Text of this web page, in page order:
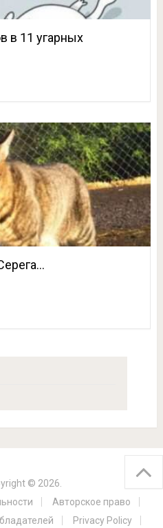
в 11 угарных
© 2026.
Авторское право
Privacy Policy